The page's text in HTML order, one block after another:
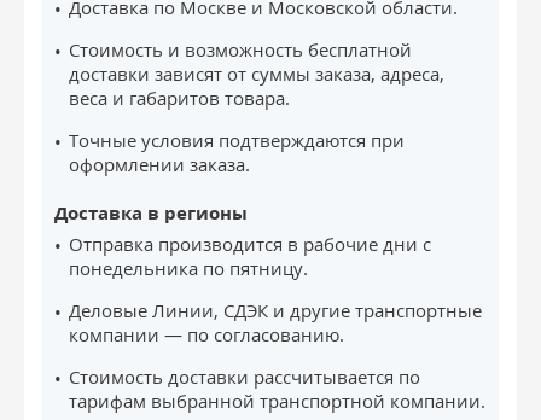
Доставка по Москве и Московской области.
Стоимость и возможность бесплатной
доставки зависят от суммы заказа, адреса,
веса и габаритов товара.
Точные условия подтверждаются при
оформлении заказа.
Доставка в регионы
Отправка производится в рабочие дни с
понедельника по пятницу.
Деловые Линии, СДЭК и другие транспортные
компании — по согласованию.
Стоимость доставки рассчитывается по
тарифам выбранной транспортной компании.